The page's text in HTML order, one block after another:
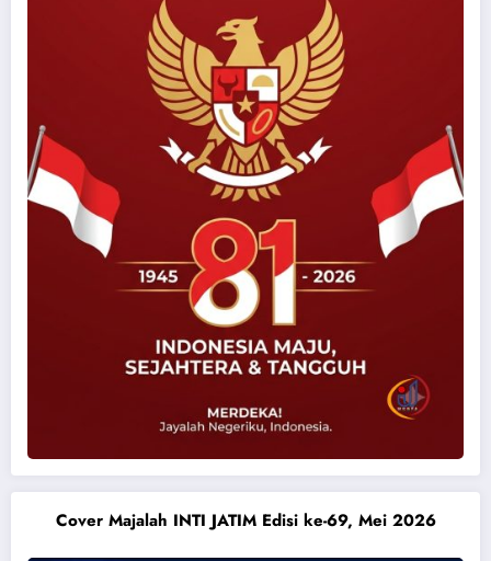
Cover Majalah INTI JATIM Edisi ke-69, Mei 2026